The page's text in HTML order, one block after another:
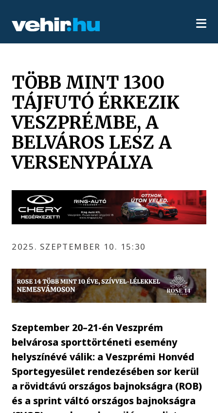
TÖBB MINT 1300
TÁJFUTÓ ÉRKEZIK
VESZPRÉMBE, A
BELVÁROS LESZ A
VERSENYPÁLYA
2025. SZEPTEMBER 10. 15:30
Szeptember 20–21-én Veszprém
belvárosa sporttörténeti esemény
helyszínévé válik: a Veszprémi Honvéd
Sportegyesület rendezésében sor kerül
a rövidtávú országos bajnokságra (ROB)
és a sprint váltó országos bajnokságra